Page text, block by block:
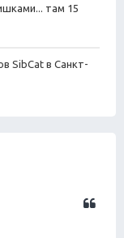
там 15
SibCat в Санкт-
Ц